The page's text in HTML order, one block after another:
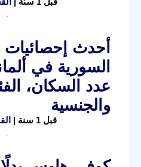
أحدث إحصائيات
عدد السكان،
والجنسية
قبل 1 سنة |